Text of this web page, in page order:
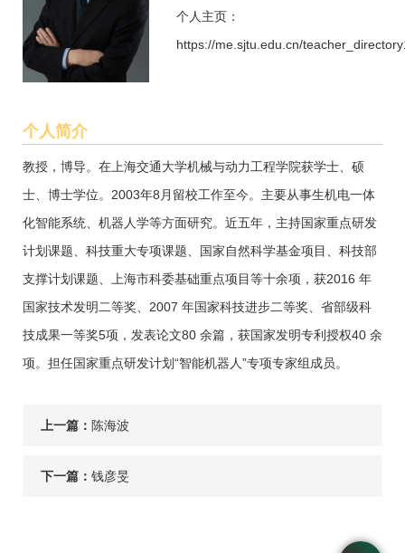
个人主页：
https://me.sjtu.edu.cn/
个人简介
教授，博导。在上海交通大学机械与动力工程学院获学士、硕
士、博士学位。2003年8月留校工作至今。主要从事生机电一体
化智能系统、机器人学等方面研究。近五年，主持国家重点研发
计划课题、科技重大专项课题、国家自然科学基金项目、科技部
支撑计划课题、上海市科委基础重点项目等十余项，获2016 年
国家技术发明二等奖、2007 年国家科技进步二等奖、省部级科
技成果一等奖5项，发表论文80 余篇，获国家发明专利授权40 余
项。担任国家重点研发计划“智能机器人”专项专家组成员。
上一篇： 陈海波
下一篇： 钱彦旻